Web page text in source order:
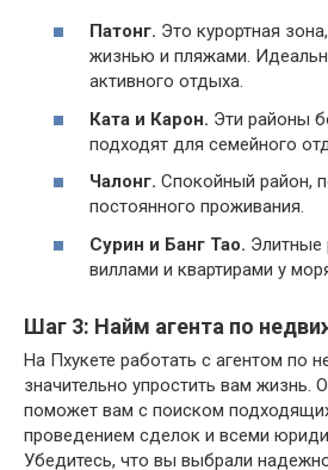
Патонг. Это курортная
жизнью и пляжами.
активного отдыха.
Ката и Карон. Эти районы
подходят для семейного
Чалонг. Спокойный район,
постоянного проживания.
Сурин и Банг Тао. Элитные
виллами и квартирами у
Шаг 3: Найм агента по
На Пхукете работать с агентом по
значительно упростить вам жизнь.
поможет вам с поиском
проведением сделок и всеми
Убедитесь, что вы выбрали